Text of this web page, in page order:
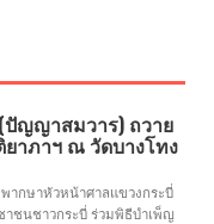
ญญาสมวาร) ถวาย
าภาฯ ณ วัดบางโทง
ากษาหัวหน้าศาลแขวงกระบี่
าชนชาวกระบี่ ร่วมพิธีบำเพ็ญ